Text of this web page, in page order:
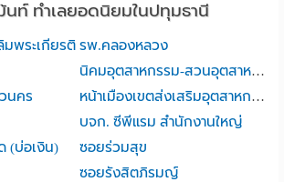
ท์ ทำเลยอดนิยมในปทุมธานี
มพระเกียรติ รพ.คลองหลวง
นิคมอุตสาหกรรม-สวนอุตสาหกรรมบางกะดี
นคร
หน้าเมืองเขตส่งเสริมอุตสาหกรรมนวนคร
บจก. ซีพีแรม สำนักงานใหญ่
(บ่อเงิน)
ซอยร่วมสุข
ซอยรังสิตภิรมญ์